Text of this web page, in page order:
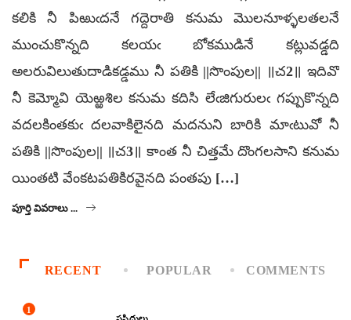
కలికి నీ పిఱుఁదనే గద్దెరాతి కనుమ మొలనూళ్ళలతలనే
ముంచుకొన్నది కలయఁ బోకముడినే కట్లువడ్డది
అలరువిలుతుదాడికడ్డము నీ పతికి ||సొంపుల|| ॥చ2॥ ఇదివొ
నీ కెమ్మోవి యెఱ్ఱశిల కనుమ కదిసి లేఁజిగురులఁ గప్పుకొన్నది
వదలకింతకుఁ దలవాకిలైనది మదనుని బారికి మాఁటువో నీ
పతికి ||సొంపుల|| ॥చ3॥ కాంత నీ చిత్తమే దొంగలసాని కనుమ
యింతటి వేంకటపతికిరవైనది పంతపు […]
పూర్తి వివరాలు ...
RECENT POPULAR COMMENTS
1